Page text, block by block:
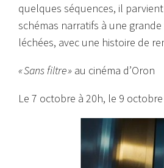
quelques séquences, il
schémas narratifs à une
léchées, avec une histoire de
« Sans filtre » au cinéma d’Oron
Le 7 octobre à 20h, le 9